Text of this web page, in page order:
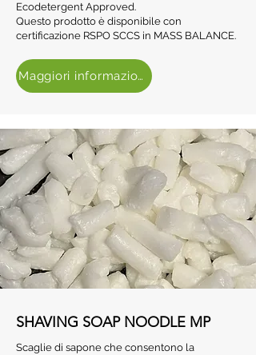
Ecodetergent Approved.
Questo prodotto è disponibile con
certificazione RSPO SCCS in MASS BALANCE.
Maggiori informazioni
SHAVING SOAP NOODLE MP
Scaglie di sapone che consentono la